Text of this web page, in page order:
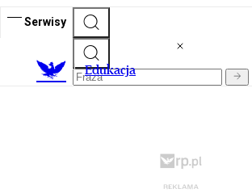
Serwisy
Edukacja